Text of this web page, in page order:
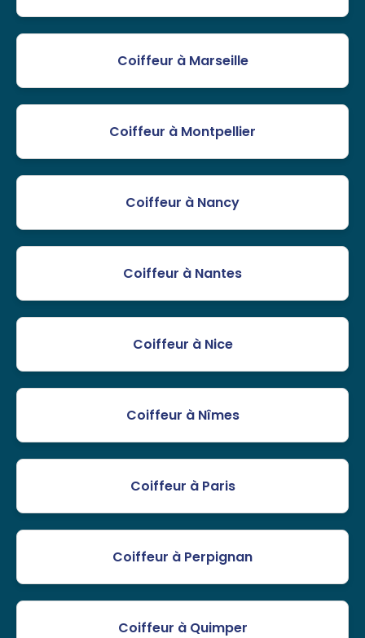
Coiffeur à Marseille
Coiffeur à Montpellier
Coiffeur à Nancy
Coiffeur à Nantes
Coiffeur à Nice
Coiffeur à Nîmes
Coiffeur à Paris
Coiffeur à Perpignan
Coiffeur à Quimper